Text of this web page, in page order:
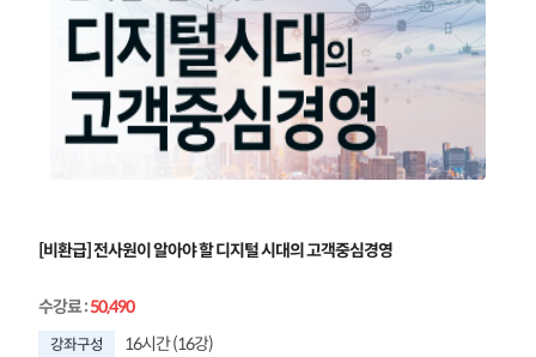
[비환급] 전사원이 알아야 할 디지털 시대의 고객중심경영
수강료:50,490
강좌구성 16시간 (16강)